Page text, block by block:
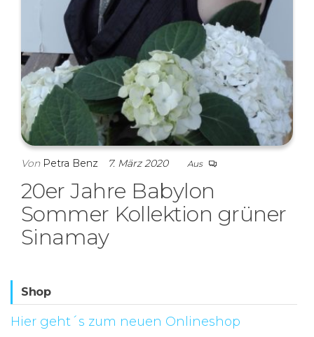
VonPetra Benz 7. März 2020 Aus
20er Jahre Babylon
Sommer Kollektion grüner
Sinamay
Shop
Hier geht´s zum neuen Onlineshop